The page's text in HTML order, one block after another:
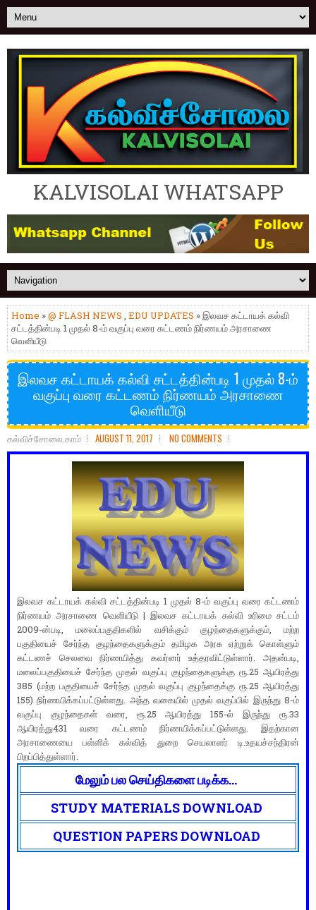
KALVISOLAI WHATSAPP
Home »@ FLASH NEWS , EDU UPDATES » இலவச கட்டாயக் கல்வி
சட்டத்தின்படி 1 முதல் 8-ம் வகுப்பு வரை கட்டணம் நிர்ணயம் அரசாணை
வெளியீடு
இலவச கட்டாயக் கல்வி சட்டத்தின்படி 1 முதல் 8-ம்
வகுப்பு வரை கட்டணம் நிர்ணயம் அரசாணை
வெளியீடு
கல்விச்சோலை.காம் AUGUST 11, 2017 NO COMMENTS
இலவச கட்டாயக் கல்வி சட்டத்தின்படி 1 முதல் 8-ம் வகுப்பு வரை கட்டணம்
நிர்ணயம் அரசாணை வெளியீடு | இலவச கட்டாயக் கல்வி உரிமை சட்டம்
2009-ன்படி, மலைப்பகுதிகளில் வசிக்கும் குழந்தைகளுக்கும், மற்ற
பகுதியைச் சேர்ந்த குழந்தைகளுக்கும் தமிழக அரசு ஏற்றுக் கொள்ளும்
கட்டணச் செலவை நிர்ணயித்து கவர்னர் உத்தரவிட்டுள்ளார். அதன்படி,
மலைப்பகுதியைச் சேர்ந்த முதல் வகுப்பு குழந்தைகளுக்கு ரூ.25 ஆயிரத்து
385 (மற்ற பகுதியைச் சேர்ந்த முதல் வகுப்பு குழந்தைக்கு ரூ.25 ஆயிரத்து
155) நிர்ணயிக்கப்பட்டுள்ளது. அந்த வகையில் முதல் வகுப்பில் இருந்து 8-ம்
வகுப்பு குழந்தைகள் வரை, ரூ.25 ஆயிரத்து 155-ல் இருந்து ரூ.33
ஆயிரத்து431 வரை கட்டணம் நிர்ணயிக்கப்பட்டுள்ளது. இதற்கான
அரசாணையை பள்ளிக் கல்வித் துறை செயலாளர் டி.உதயச்சந்திரன்
பிறப்பித்துள்ளார்.
மேலும் பல செய்திகளை படிக்க...
STUDY MATERIALS DOWNLOAD
QUESTION PAPERS DOWNLOAD